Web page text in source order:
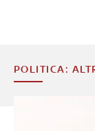
POLITICA: